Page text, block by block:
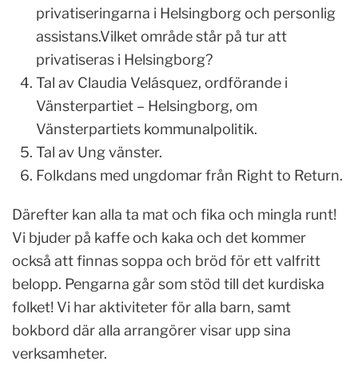
privatiseringarna i Helsingborg och personlig
assistans.Vilket område står på tur att
privatiseras i Helsingborg?
Tal av Claudia Velásquez, ordförande i
Vänsterpartiet – Helsingborg, om
Vänsterpartiets kommunalpolitik.
Tal av Ung vänster.
Folkdans med ungdomar från Right to Return.
Därefter kan alla ta mat och fika och mingla runt!
Vi bjuder på kaffe och kaka och det kommer
också att finnas soppa och bröd för ett valfritt
belopp. Pengarna går som stöd till det kurdiska
folket! Vi har aktiviteter för alla barn, samt
bokbord där alla arrangörer visar upp sina
verksamheter.